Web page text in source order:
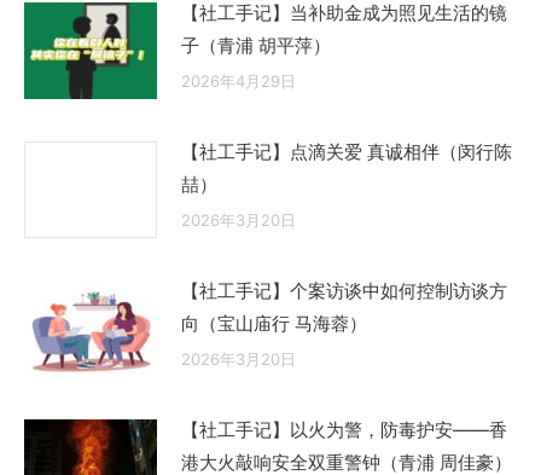
【社工手记】当补助金成为照见生活的镜
子（青浦 胡平萍）
2026年4月29日
【社工手记】点滴关爱 真诚相伴（闵行陈
喆）
2026年3月20日
【社工手记】个案访谈中如何控制访谈方
向（宝山庙行 马海蓉）
2026年3月20日
【社工手记】以火为警，防毒护安——香
港大火敲响安全双重警钟（青浦 周佳豪）